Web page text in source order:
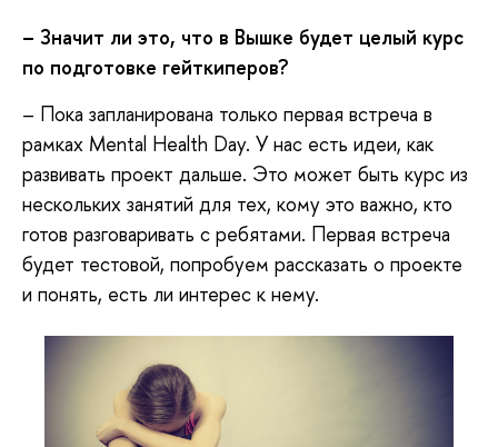
– Значит ли это, что в Вышке будет целый курс
по подготовке гейткиперов?
– Пока запланирована только первая встреча в
рамках Mental Health Day. У нас есть идеи, как
развивать проект дальше. Это может быть курс из
нескольких занятий для тех, кому это важно, кто
готов разговаривать с ребятами. Первая встреча
будет тестовой, попробуем рассказать о проекте
и понять, есть ли интерес к нему.